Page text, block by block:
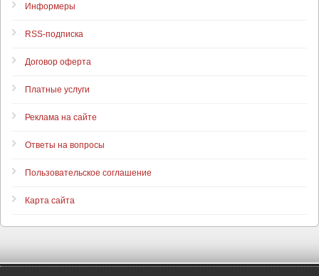
Информеры
RSS-подписка
Договор оферта
Платные услуги
Реклама на сайте
Ответы на вопросы
Пользовательское соглашение
Карта сайта